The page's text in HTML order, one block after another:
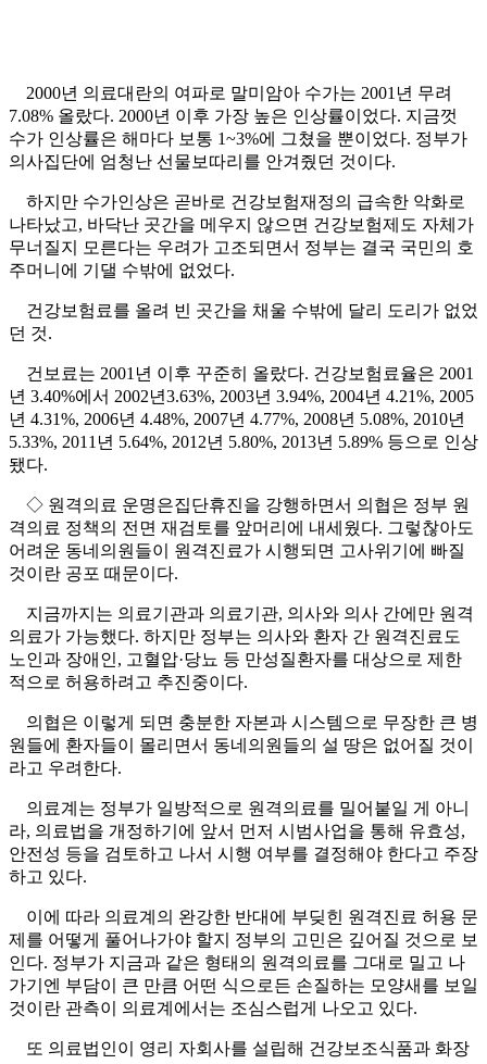
2000년 의료대란의 여파로 말미암아 수가는 2001년 무려
7.08% 올랐다. 2000년 이후 가장 높은 인상률이었다. 지금껏
수가 인상률은 해마다 보통 1~3%에 그쳤을 뿐이었다. 정부가
의사집단에 엄청난 선물보따리를 안겨줬던 것이다.
하지만 수가인상은 곧바로 건강보험재정의 급속한 악화로
나타났고, 바닥난 곳간을 메우지 않으면 건강보험제도 자체가
무너질지 모른다는 우려가 고조되면서 정부는 결국 국민의 호
주머니에 기댈 수밖에 없었다.
건강보험료를 올려 빈 곳간을 채울 수밖에 달리 도리가 없었
던 것.
건보료는 2001년 이후 꾸준히 올랐다. 건강보험료율은 2001
년 3.40%에서 2002년3.63%, 2003년 3.94%, 2004년 4.21%, 2005
년 4.31%, 2006년 4.48%, 2007년 4.77%, 2008년 5.08%, 2010년
5.33%, 2011년 5.64%, 2012년 5.80%, 2013년 5.89% 등으로 인상
됐다.
◇ 원격의료 운명은집단휴진을 강행하면서 의협은 정부 원
격의료 정책의 전면 재검토를 앞머리에 내세웠다. 그렇찮아도
어려운 동네의원들이 원격진료가 시행되면 고사위기에 빠질
것이란 공포 때문이다.
지금까지는 의료기관과 의료기관, 의사와 의사 간에만 원격
의료가 가능했다. 하지만 정부는 의사와 환자 간 원격진료도
노인과 장애인, 고혈압·당뇨 등 만성질환자를 대상으로 제한
적으로 허용하려고 추진중이다.
의협은 이렇게 되면 충분한 자본과 시스템으로 무장한 큰 병
원들에 환자들이 몰리면서 동네의원들의 설 땅은 없어질 것이
라고 우려한다.
의료계는 정부가 일방적으로 원격의료를 밀어붙일 게 아니
라, 의료법을 개정하기에 앞서 먼저 시범사업을 통해 유효성,
안전성 등을 검토하고 나서 시행 여부를 결정해야 한다고 주장
하고 있다.
이에 따라 의료계의 완강한 반대에 부딪힌 원격진료 허용 문
제를 어떻게 풀어나가야 할지 정부의 고민은 깊어질 것으로 보
인다. 정부가 지금과 같은 형태의 원격의료를 그대로 밀고 나
가기엔 부담이 큰 만큼 어떤 식으로든 손질하는 모양새를 보일
것이란 관측이 의료계에서는 조심스럽게 나오고 있다.
또 의료법인이 영리 자회사를 설립해 건강보조식품과 화장